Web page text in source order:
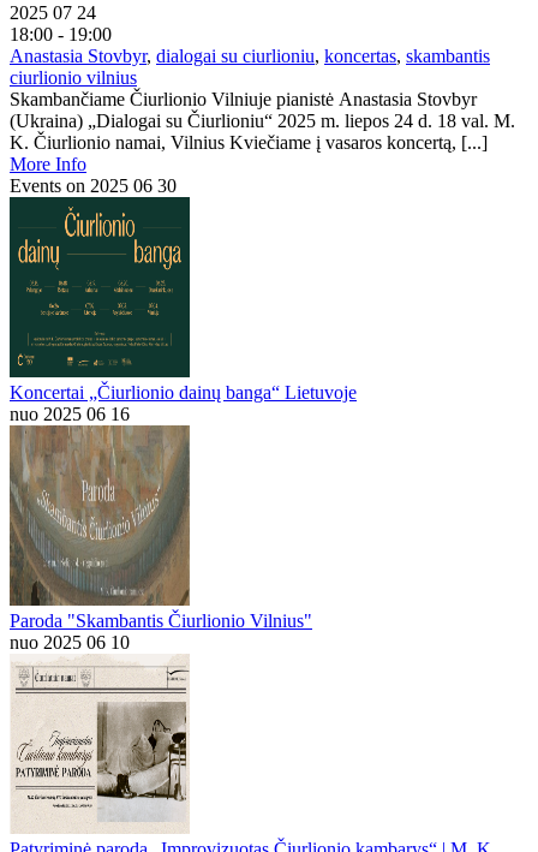
2025 07 24
18:00 - 19:00
Anastasia Stovbyr, dialogai su ciurlioniu, koncertas, skambantis
ciurlionio vilnius
Skambančiame Čiurlionio Vilniuje pianistė Anastasia Stovbyr
(Ukraina) „Dialogai su Čiurlioniu“ 2025 m. liepos 24 d. 18 val. M.
K. Čiurlionio namai, Vilnius Kviečiame į vasaros koncertą, [...]
More Info
Events on 2025 06 30
Koncertai „Čiurlionio dainų banga“ Lietuvoje
nuo 2025 06 16
Paroda "Skambantis Čiurlionio Vilnius"
nuo 2025 06 10